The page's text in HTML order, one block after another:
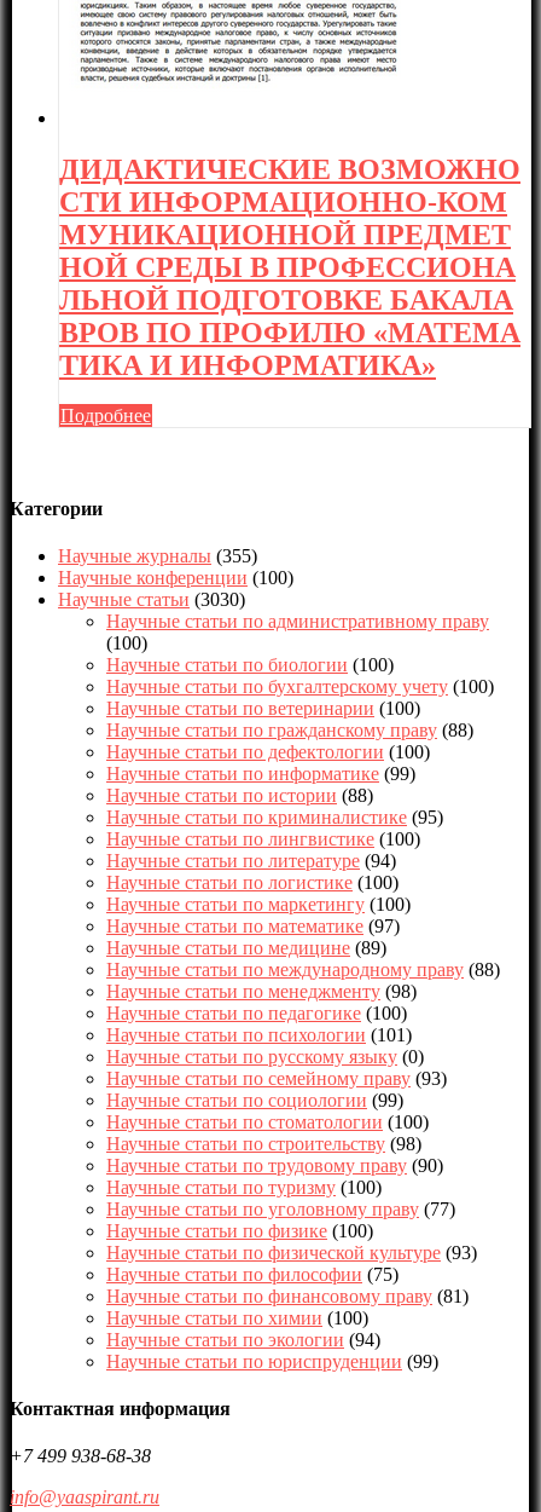
ДИДАКТИЧЕСКИЕ ВОЗМОЖНО
СТИ ИНФОРМАЦИОННО-КОМ
МУНИКАЦИОННОЙ ПРЕДМЕТ
НОЙ СРЕДЫ В ПРОФЕССИОНА
ЛЬНОЙ ПОДГОТОВКЕ БАКАЛА
ВРОВ ПО ПРОФИЛЮ «МАТЕМА
ТИКА И ИНФОРМАТИКА»
Подробнее
Категории
Научные журналы (355)
Научные конференции (100)
Научные статьи (3030)
Научные статьи по административному праву
(100)
Научные статьи по биологии (100)
Научные статьи по бухгалтерскому учету (100)
Научные статьи по ветеринарии (100)
Научные статьи по гражданскому праву (88)
Научные статьи по дефектологии (100)
Научные статьи по информатике (99)
Научные статьи по истории (88)
Научные статьи по криминалистике (95)
Научные статьи по лингвистике (100)
Научные статьи по литературе (94)
Научные статьи по логистике (100)
Научные статьи по маркетингу (100)
Научные статьи по математике (97)
Научные статьи по медицине (89)
Научные статьи по международному праву (88)
Научные статьи по менеджменту (98)
Научные статьи по педагогике (100)
Научные статьи по психологии (101)
Научные статьи по русскому языку (0)
Научные статьи по семейному праву (93)
Научные статьи по социологии (99)
Научные статьи по стоматологии (100)
Научные статьи по строительству (98)
Научные статьи по трудовому праву (90)
Научные статьи по туризму (100)
Научные статьи по уголовному праву (77)
Научные статьи по физике (100)
Научные статьи по физической культуре (93)
Научные статьи по философии (75)
Научные статьи по финансовому праву (81)
Научные статьи по химии (100)
Научные статьи по экологии (94)
Научные статьи по юриспруденции (99)
Контактная информация
+7 499 938-68-38
info@yaaspirant.ru